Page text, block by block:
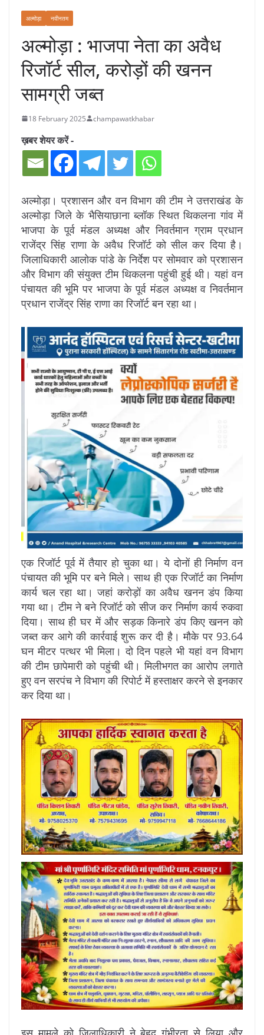
अल्मोड़ा नवीनतम
अल्मोड़ा : भाजपा नेता का अवैध
रिजॉर्ट सील, करोड़ों की खनन
सामग्री जब्त
18 February 2025 champawatkhabar
ख़बर शेयर करें -
अल्मोड़ा। प्रशासन और वन विभाग की टीम ने उत्तराखंड के
अल्मोड़ा जिले के भैसियाछाना ब्लॉक स्थित थिकलना गांव में
भाजपा के पूर्व मंडल अध्यक्ष और निवर्तमान ग्राम प्रधान
राजेंद्र सिंह राणा के अवैध रिजॉर्ट को सील कर दिया है।
जिलाधिकारी आलोक पांडे के निर्देश पर सोमवार को प्रशासन
और विभाग की संयुक्त टीम थिकलना पहुंची हुई थी। यहां वन
पंचायत की भूमि पर भाजपा के पूर्व मंडल अध्यक्ष व निवर्तमान
प्रधान राजेंद्र सिंह राणा का रिजॉर्ट बन रहा था।
एक रिजॉर्ट पूर्व में तैयार हो चुका था। ये दोनों ही निर्माण वन
पंचायत की भूमि पर बने मिले। साथ ही एक रिजॉर्ट का निर्माण
कार्य चल रहा था। जहां करोड़ों का अवैध खनन डंप किया
गया था। टीम ने बने रिजॉर्ट को सीज कर निर्माण कार्य रुकवा
दिया। साथ ही घर में और सड़क किनारे डंप किए खनन को
जब्त कर आगे की कार्रवाई शुरू कर दी है। मौके पर 93.64
घन मीटर पत्थर भी मिला। दो दिन पहले भी यहां वन विभाग
की टीम छापेमारी को पहुंची थी। मिलीभगत का आरोप लगाते
हुए वन सरपंच ने विभाग की रिपोर्ट में हस्ताक्षर करने से इनकार
कर दिया था।